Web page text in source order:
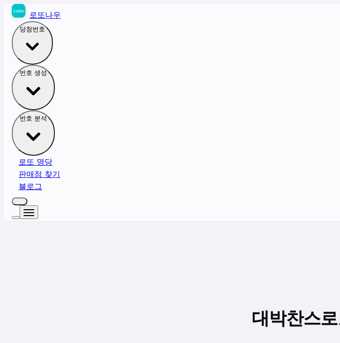
로또나우
당첨번호
번호 생성
번호 분석
로또 명당
판매점 찾기
블로그
대박찬스